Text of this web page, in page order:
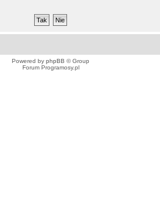
Powered by phpBB © Group
Forum Programosy.pl